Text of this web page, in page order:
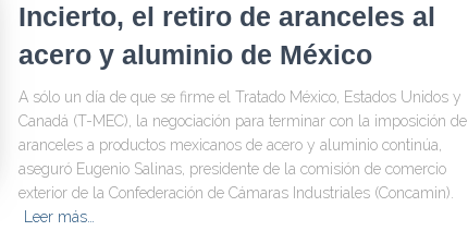
Incierto, el retiro de aranceles al
acero y aluminio de México
A sólo un día de que se firme el Tratado México, Estados Unidos y
Canadá (T-MEC), la negociación para terminar con la imposición de
aranceles a productos mexicanos de acero y aluminio continúa,
aseguró Eugenio Salinas, presidente de la comisión de comercio
exterior de la Confederación de Cámaras Industriales (Concamin).
Leer más…